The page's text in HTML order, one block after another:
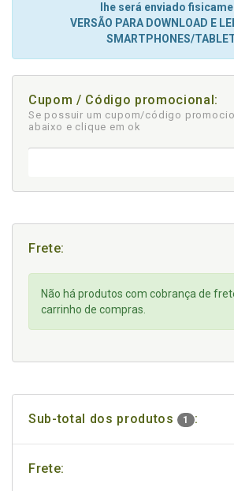
lhe será enviado
VERSÃO PARA DOWNLOAD E
SMARTPHONES/
Cupom / Código promocional:
Se possuir um cupom/código
abaixo e clique em ok
Frete:
Não há produtos com cobrança de
carrinho de compras.
Sub-total dos produtos 1 :
Frete: